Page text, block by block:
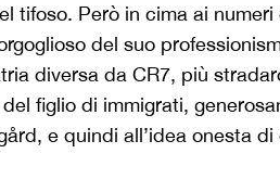
tifoso. Però in cima ai numeri
del suo
diversa da CR7, più
del figlio di immigrati,
e quindi all’idea onesta di